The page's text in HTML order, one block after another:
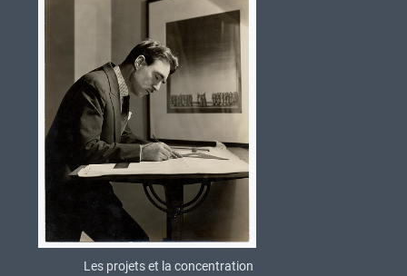
Les projets et la concentration